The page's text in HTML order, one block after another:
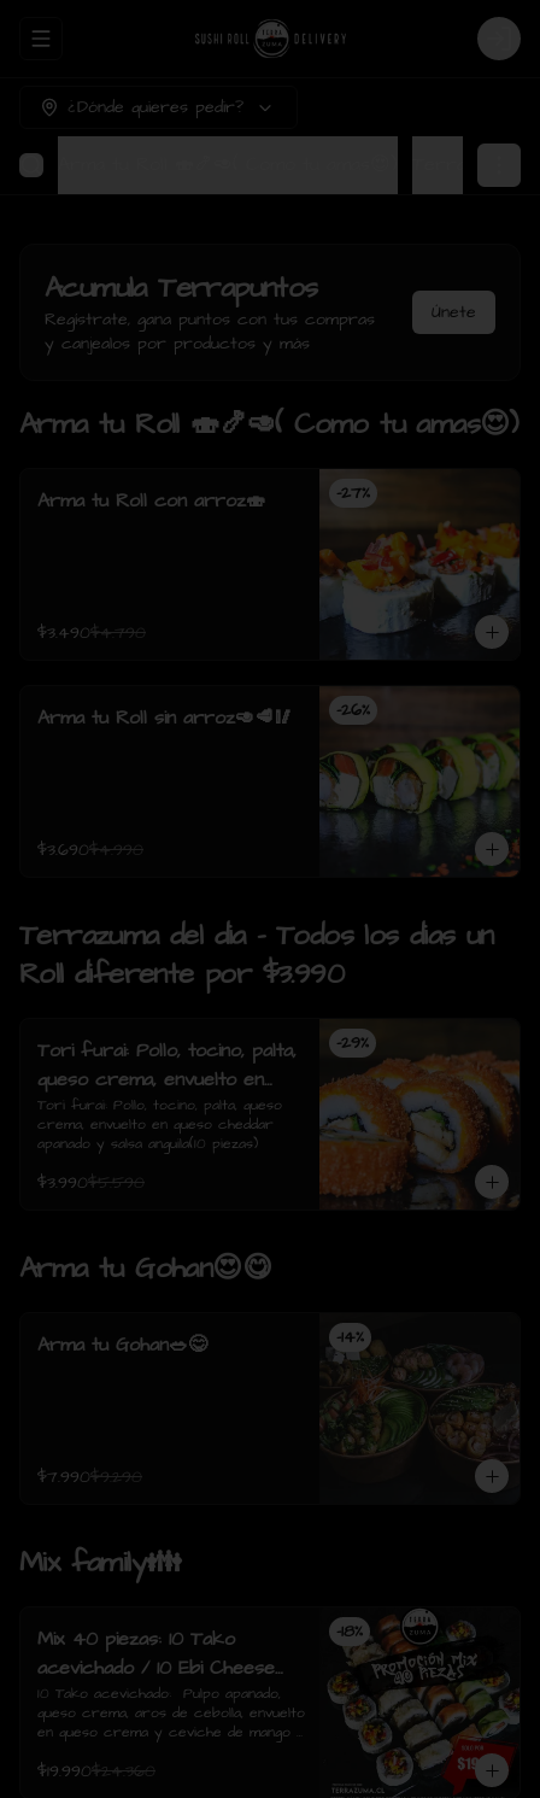
Abrir menu de navegación Login
¿Dónde quieres pedir?
AcumulaTerrapuntos
Regístrate, gana puntos con tus compras
y canjealos por productos y más
Únete
Arma tu Roll 🍣🍤🥑( Como tu amas😍)
-27%
Arma tu Roll con arroz🍣
$3.490$4.790
-26%
Arma tu Roll sin arroz🥑🥩🥢
$3.690$4.990
Terrazuma del dia - Todos los dias un
Roll diferente por $3.990
-29%
Tori furai: Pollo, tocino, palta,
queso crema, envuelto en
queso cheddar apanado y
salsa anguila(10 piezas)
Tori furai: Pollo, tocino, palta, queso
crema, envuelto en queso cheddar
apanado y salsa anguila(10 piezas)
$3.990$5.590
Arma tu Gohan😍😋
-14%
Arma tu Gohan🥗😋
$7.990$9.290
Mix family👪
-18%
Mix 40 piezas: 10 Tako
acevichado / 10 Ebi Cheese
tempura / 10 Tori Sake Rolls
/ 10 Sake Avocado.
10 Tako acevichado:  Pulpo apanado,
queso crema, aros de cebolla, envuelto
en queso crema y ceviche de mango /
queso crema, envuelto tempura./  10
$19.990$24.360